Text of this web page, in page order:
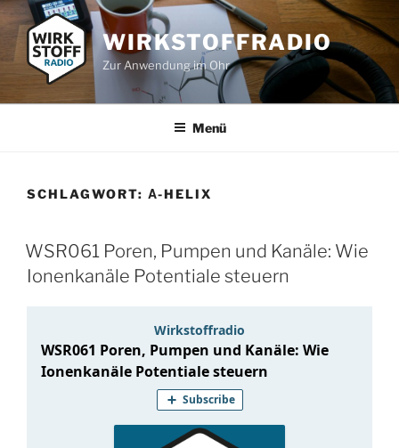
Zum
Inhalt
springen
WIRKSTOFFRADIO
Zur Anwendung im Ohr
Menü
SCHLAGWORT: Α-HELIX
WSR061 Poren, Pumpen und Kanäle: Wie
Ionenkanäle Potentiale steuern